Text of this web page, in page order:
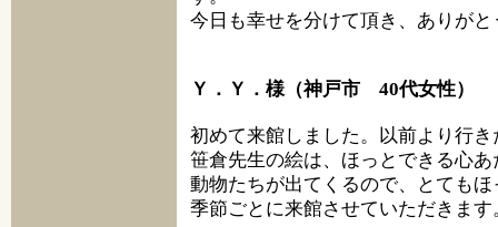
今日も幸せを分けて頂き、ありが
Ｙ．Ｙ．様（神戸市 40代女性）
初めて来館しました。以前より行
笹倉先生の絵は、ほっとできる心
動物たちが出てくるので、とても
季節ごとに来館させていただきま